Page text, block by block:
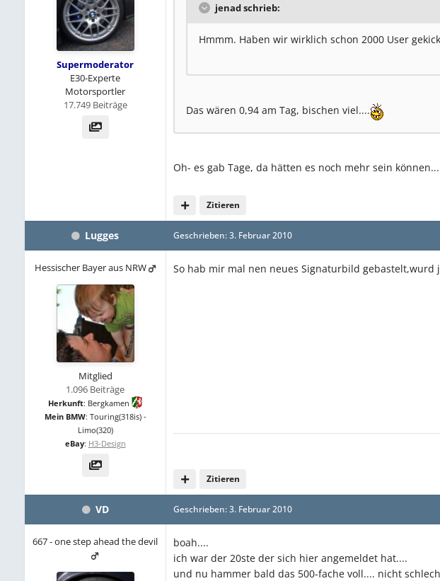
Supermoderator
E30-Experte
Motorsportler
17.749 Beiträge
jenad schrieb:
Hmmm. Haben wir wirklich schon 2000 User
Das wären 0,94 am Tag, bischen viel....
Oh- es gab Tage, da hätten es noch mehr sein
Zitieren
Lugges
Hessischer Bayer aus NRW
Mitglied
1.096 Beiträge
Herkunft: Bergkamen
Mein BMW: Touring(318is) -
Limo(320)
eBay: H3-Design
Geschrieben:3. Februar 2010
So hab mir mal nen neues Signaturbild
Zitieren
VD
667 - one step ahead the devil
Geschrieben:3. Februar 2010
boah....
ich war der 20ste der sich hier angemeldet hat....
und nu hammer bald das 500-fache voll.... nicht